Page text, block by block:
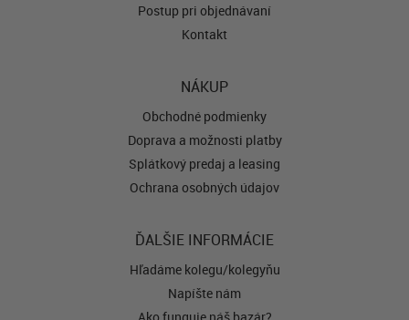
Postup pri objednávaní
Kontakt
NÁKUP
Obchodné podmienky
Doprava a možnosti platby
Splátkový predaj a leasing
Ochrana osobných údajov
ĎALŠIE INFORMÁCIE
Hľadáme kolegu/kolegyňu
Napíšte nám
Ako funguje náš bazár?